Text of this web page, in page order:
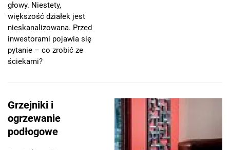
głowy. Niestety,
większość działek jest
nieskanalizowana. Przed
inwestorami pojawia się
pytanie – co zrobić ze
ściekami?
Grzejniki i
ogrzewanie
podłogowe